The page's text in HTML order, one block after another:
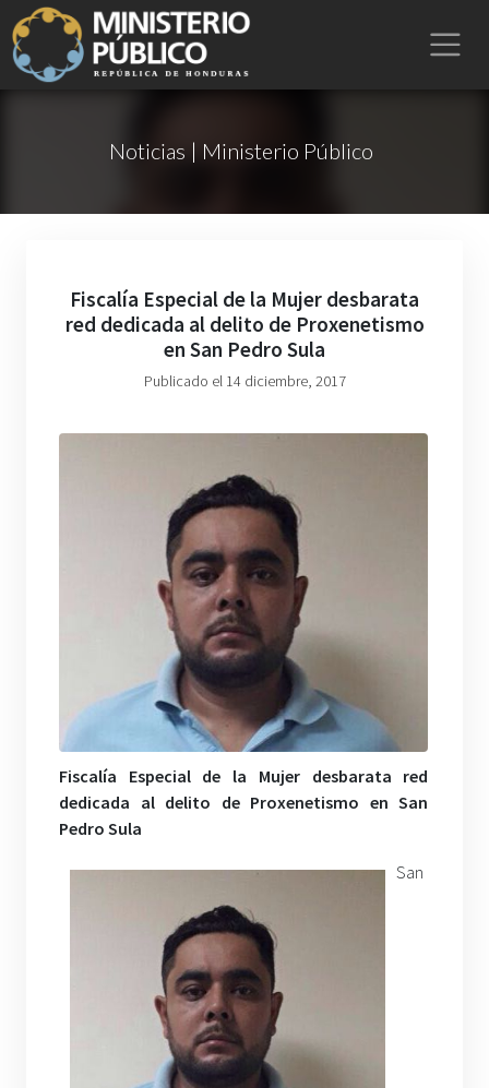
Noticias | Ministerio Público
Fiscalía Especial de la Mujer desbarata
red dedicada al delito de Proxenetismo
en San Pedro Sula
Publicado el 14 diciembre, 2017
Fiscalía Especial de la Mujer desbarata red
dedicada al delito de Proxenetismo en San
Pedro Sula
San